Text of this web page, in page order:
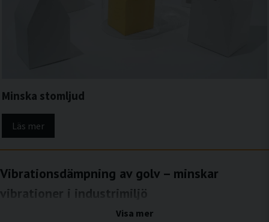
Minska stomljud
Läs mer
Vibrationsdämpning av golv – minskar
vibrationer i industrimiljö
Stabilisera golvkonstruktionen och begränsa stomljud i industriella
Visa mer